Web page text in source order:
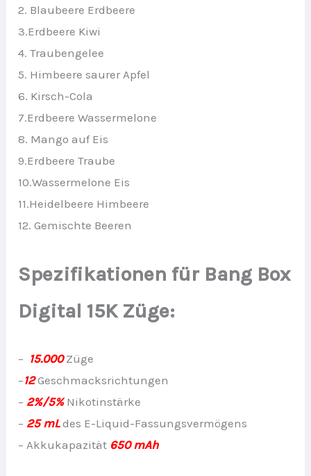
2. Blaubeere Erdbeere
3.Erdbeere Kiwi
4. Traubengelee
5. Himbeere saurer Apfel
6. Kirsch-Cola
7.Erdbeere Wassermelone
8. Mango auf Eis
9.Erdbeere Traube
10.Wassermelone Eis
11.Heidelbeere Himbeere
12. Gemischte Beeren
Spezifikationen für Bang Box
Digital 15K Züge:
– 15.000Züge
–12Geschmacksrichtungen
– 2%/5%Nikotinstärke
– 25 mLdes E-Liquid-Fassungsvermögens
– Akkukapazität 650 mAh